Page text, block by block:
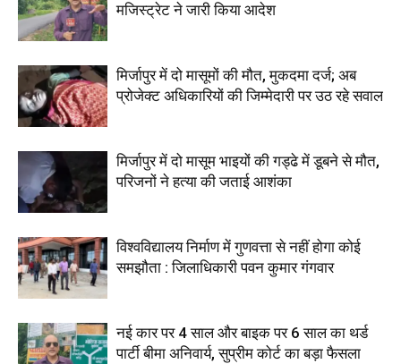
मजिस्ट्रेट ने जारी किया आदेश
मिर्जापुर में दो मासूमों की मौत, मुकदमा दर्ज; अब
प्रोजेक्ट अधिकारियों की जिम्मेदारी पर उठ रहे सवाल
मिर्जापुर में दो मासूम भाइयों की गड्ढे में डूबने से मौत,
परिजनों ने हत्या की जताई आशंका
विश्वविद्यालय निर्माण में गुणवत्ता से नहीं होगा कोई
समझौता : जिलाधिकारी पवन कुमार गंगवार
नई कार पर 4 साल और बाइक पर 6 साल का थर्ड
पार्टी बीमा अनिवार्य, सुप्रीम कोर्ट का बड़ा फैसला